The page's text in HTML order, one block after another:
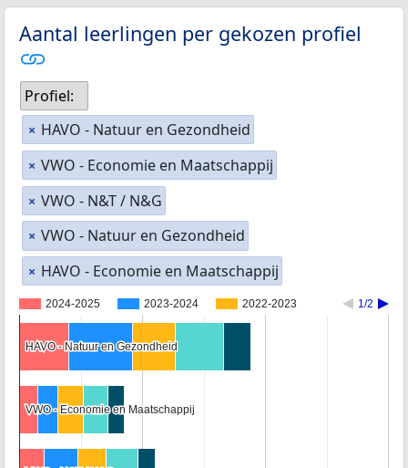
Aantal leerlingen per gekozen profiel
Profiel:
× HAVO - Natuur en Gezondheid
× VWO - Economie en Maatschappij
× VWO - N&T / N&G
× VWO - Natuur en Gezondheid
× HAVO - Economie en Maatschappij
2024-2025 2023-2024 2022-2023 1/2
HAVO - Natuur en Gezondheid
HAVO - Natuur en Gezondheid
VWO - Economie en Maatschappij
VWO - Economie en Maatschappij